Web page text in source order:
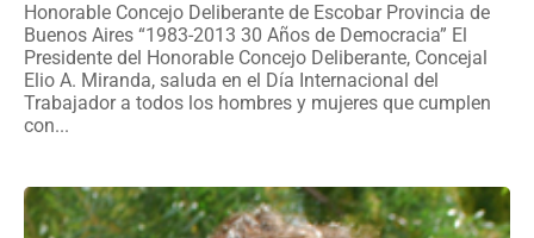
Honorable Concejo Deliberante de Escobar Provincia de
Buenos Aires “1983-2013 30 Años de Democracia” El
Presidente del Honorable Concejo Deliberante, Concejal
Elio A. Miranda, saluda en el Día Internacional del
Trabajador a todos los hombres y mujeres que cumplen
con...